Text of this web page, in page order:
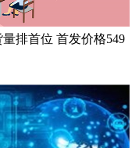
排首位 首发价格549